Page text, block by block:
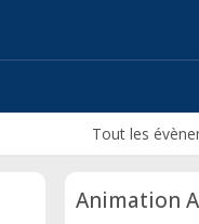
Tout les
Animation